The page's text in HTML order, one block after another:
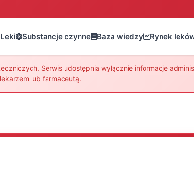
Leki Substancje czynne Baza wiedzy Rynek
Serwis udostępnia wyłącznie informacje
lub farmaceutą.